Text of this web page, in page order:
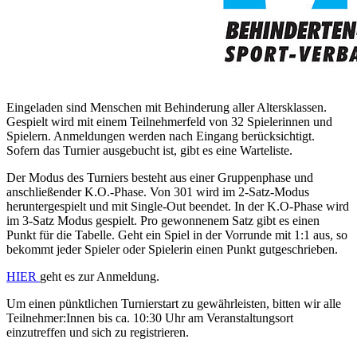
Eingeladen sind Menschen mit Behinderung aller Altersklassen.
Gespielt wird mit einem Teilnehmerfeld von 32 Spielerinnen und
Spielern. Anmeldungen werden nach Eingang berücksichtigt.
Sofern das Turnier ausgebucht ist, gibt es eine Warteliste.
Der Modus des Turniers besteht aus einer Gruppenphase und
anschließender K.O.-Phase. Von 301 wird im 2-Satz-Modus
heruntergespielt und mit Single-Out beendet. In der K.O-Phase wird
im 3-Satz Modus gespielt. Pro gewonnenem Satz gibt es einen
Punkt für die Tabelle. Geht ein Spiel in der Vorrunde mit 1:1 aus, so
bekommt jeder Spieler oder Spielerin einen Punkt gutgeschrieben.
HIER geht es zur Anmeldung.
Um einen pünktlichen Turnierstart zu gewährleisten, bitten wir alle
Teilnehmer:Innen bis ca. 10:30 Uhr am Veranstaltungsort
einzutreffen und sich zu registrieren.